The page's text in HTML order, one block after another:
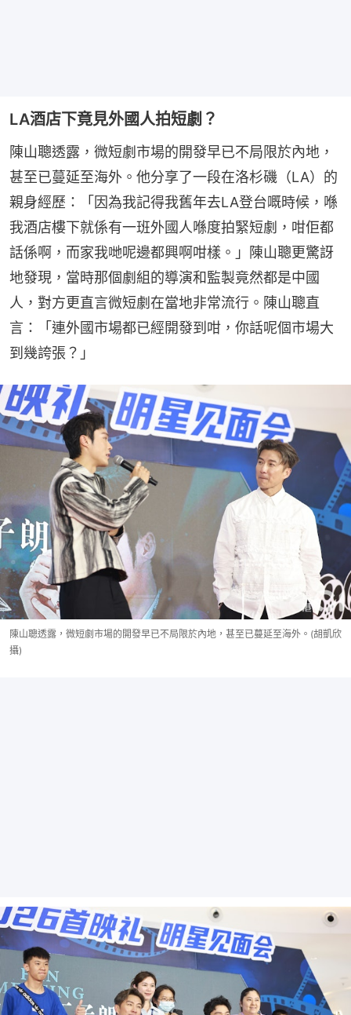
LA酒店下竟見外國人拍短劇？
陳山聰透露，微短劇市場的開發早已不局限於內地，
甚至已蔓延至海外。他分享了一段在洛杉磯（LA）的
親身經歷：「因為我記得我舊年去LA登台嘅時候，喺
我酒店樓下就係有一班外國人喺度拍緊短劇，咁佢都
話係啊，而家我哋呢邊都興啊咁樣。」陳山聰更驚訝
地發現，當時那個劇組的導演和監製竟然都是中國
人，對方更直言微短劇在當地非常流行。陳山聰直
言：「連外國市場都已經開發到咁，你話呢個市場大
到幾誇張？」
陳山聰透露，微短劇市場的開發早已不局限於內地，甚至已蔓延至海外。(胡凱欣
攝)